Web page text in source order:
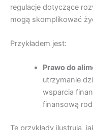
regulacje dotyczące
mogą skomplikować
Przykładem jest:
Prawo do
utrzymanie
wsparcia
finansową
Te przykłady ilustrują,